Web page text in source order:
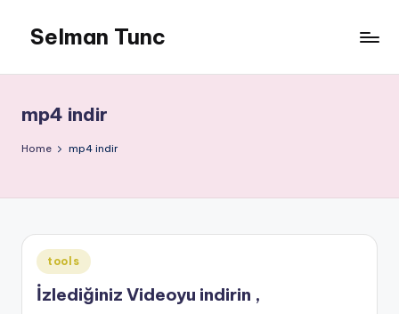
Selman Tunc
mp4 indir
Home mp4 indir
Posted
in
tools
İzlediğiniz Videoyu indirin ,